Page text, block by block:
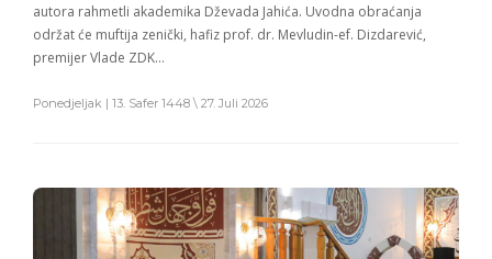
autora rahmetli akademika Dževada Jahića. Uvodna obraćanja
održat će muftija zenički, hafiz prof. dr. Mevludin-ef. Dizdarević,
premijer Vlade ZDK…
Ponedjeljak | 13. Safer 1448 \ 27. Juli 2026